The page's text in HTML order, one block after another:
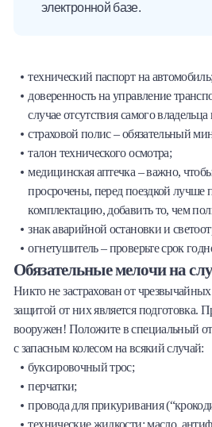
электронной базе.
технический паспорт на
доверенность на управление
случае отсутствия самого
страховой полис – обязательный
талон технического осмотра;
медицинская аптечка – важно,
просрочены, перед поездкой лучше
комплектацию, добавить то, чем
знак аварийной остановки и
огнетушитель – проверьте срок
Обязательные мелочи на
Никто не застрахован от
защитой от них является подготовка.
вооружен! Положите в специальный
с запасным колесом на всякий случай:
буксировочный трос;
перчатки;
провода для прикуривания